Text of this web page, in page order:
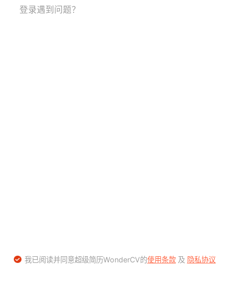
登录遇到问题？
我已阅读并同意超级简历WonderCV的使用条款及 隐私协议